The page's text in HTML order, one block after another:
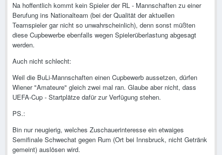
Na hoffentlich kommt kein Spieler der RL - Mannschaften zu einer
Berufung ins Nationalteam (bei der Qualität der aktuellen
Teamspieler gar nicht so unwahrscheinlich), denn sonst müßten
diese Cupbewerbe ebenfalls wegen Spielerüberlastung abgesagt
werden.
Auch nicht schlecht:
Weil die BuLi-Mannschaften einen Cupbewerb aussetzen, dürfen
Wiener "Amateure" gleich zwei mal ran. Glaube aber nicht, dass
UEFA-Cup - Startplätze dafür zur Verfügung stehen.
PS.:
Bin nur neugierig, welches Zuschauerinteresse ein etwaiges
Semifinale Schwechat gegen Rum (Ort bei Innsbruck, nicht Getränk
gemeint) auslösen wird.